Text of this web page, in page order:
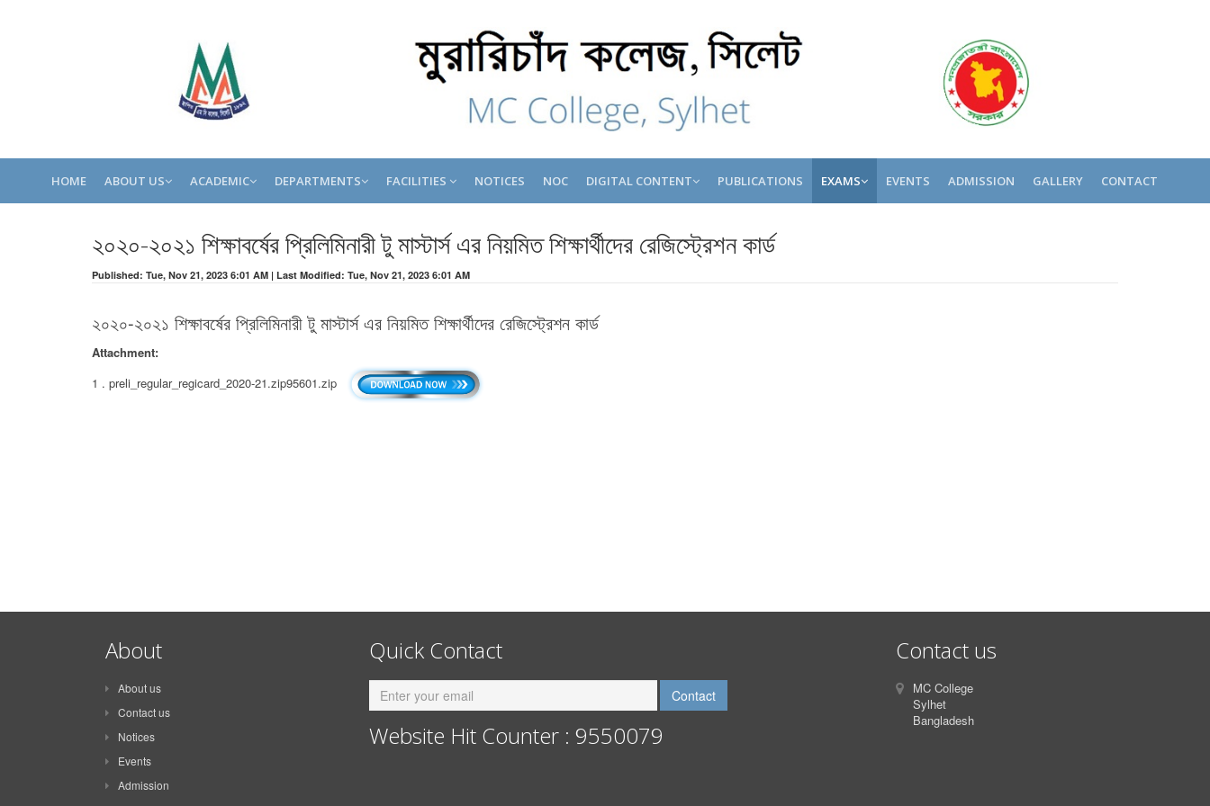
HOME ABOUT US ACADEMIC DEPARTMENTS FACILITIES NOTICES NOC DIGITAL CONTENT PUBLICATIONS EXAMS EVENTS ADMISSION GALLERY CONTACT
২০২০-২০২১ শিক্ষাবর্ষের প্রিলিমিনারী টু মাস্টার্স এর নিয়মিত শিক্ষার্থীদের রেজিস্ট্রেশন কার্ড
Published: Tue, Nov 21, 2023 6:01 AM | Last Modified: Tue, Nov 21, 2023 6:01 AM
২০২০-২০২১ শিক্ষাবর্ষের প্রিলিমিনারী টু মাস্টার্স এর নিয়মিত শিক্ষার্থীদের রেজিস্ট্রেশন কার্ড
Attachment:
1 . preli_regular_regicard_2020-21.zip95601.zip
About
About us
Contact us
Notices
Events
Admission
Quick Contact
Website Hit Counter : 9550079
Contact us
MC College
Sylhet
Bangladesh